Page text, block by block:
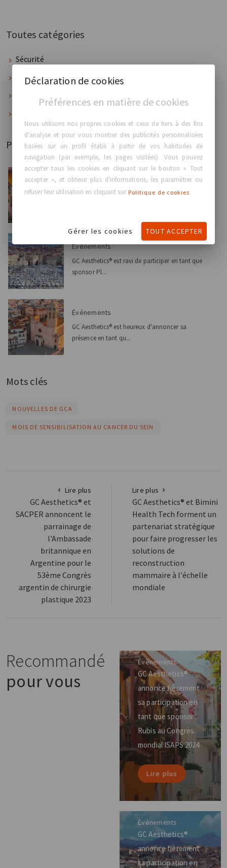
Toutes catégories
Sécurité
Mon corps, mon choix
Publié récemment
Événements
GC Aesthetics® annonce fièrement sa
Événements
GC Aesthetics® est ravi de participer en tant que
sponsor Pl...
Événements
GC Aesthetics® est heureux d'annoncer sa
présence en tant qu...
Mots clés
NOUVELLES DE GCA
MOIS DE SENSIBILISATION AU CANCER DU SEIN
Lire plus
GC Aesthetics® et
SACPER annoncent le
parrainage de
l'Ambassade
britannique en
Argentine pour le
53ème Congrès
argentin de chirurgie
plastique 2023
Lire plus
GC Aesthetics® et Bimini
Health Tech forment un
partenariat stratégique
pour faire progresser les
solutions de
reconstruction
mammaire à l'échelle
mondiale
Recommandé
pour vous
Événements
GC Aesthetics®
annonce fièrement
sa participation en
tant que sponsor
Rubis au Congrès
mondial ISAPS 2024
Lire plus
Événements
GC Aesthetics®
annonce fièrement
sa participation en
Déclaration de cookies
Préférences en matière de cookies
Nous utilisons nos propres cookies et ceux de tiers à des fins
d'analyse et pour vous montrer des publicités personnalisées
basées sur un profil établi à partir de vos habitudes de
navigation (par exemple, les pages visitées). Vous pouvez
accepter tous les cookies en cliquant sur le bouton « Tout
accepter », et obtenir plus d'informations, les paramétrer ou
refuser leur utilisation en cliquant sur Politique de cookies
Gérer les cookies TOUT ACCEPTER